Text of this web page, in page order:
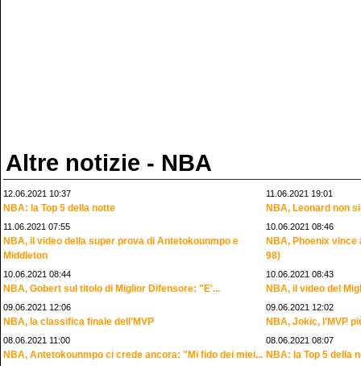
Altre notizie - NBA
12.06.2021 10:37
NBA: la Top 5 della notte
11.06.2021 19:01
NBA, Leonard non
11.06.2021 07:55
NBA, il video della super prova di Antetokounmpo e
Middleton
10.06.2021 08:46
NBA, Phoenix
98)
10.06.2021 08:44
NBA, Gobert sul titolo di Miglior Difensore: "E'...
10.06.2021 08:43
NBA, il video del
09.06.2021 12:06
NBA, la classifica finale dell'MVP
09.06.2021 12:02
NBA, Jokic, l'MVP
08.06.2021 11:00
NBA, Antetokounmpo ci crede ancora: "Mi fido dei miei...
08.06.2021 08:07
NBA: la Top 5 della